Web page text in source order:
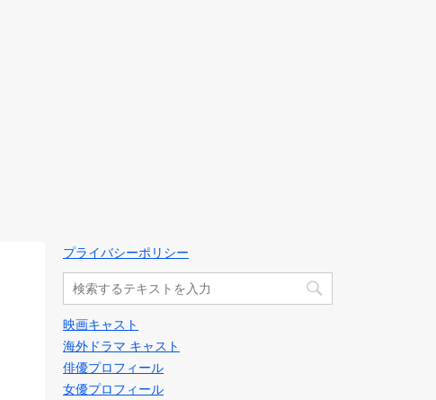
プライバシーポリシー
映画キャスト
海外ドラマ キャスト
俳優プロフィール
女優プロフィール